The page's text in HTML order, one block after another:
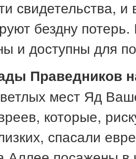
свидетельства,
бездну
и доступны для
Праведников
мест Яд
которые,
спасали